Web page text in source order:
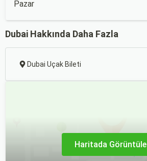
Pazar
Dubai Hakkında Daha Fazla
Dubai Uçak Bileti
Haritada Görüntüle